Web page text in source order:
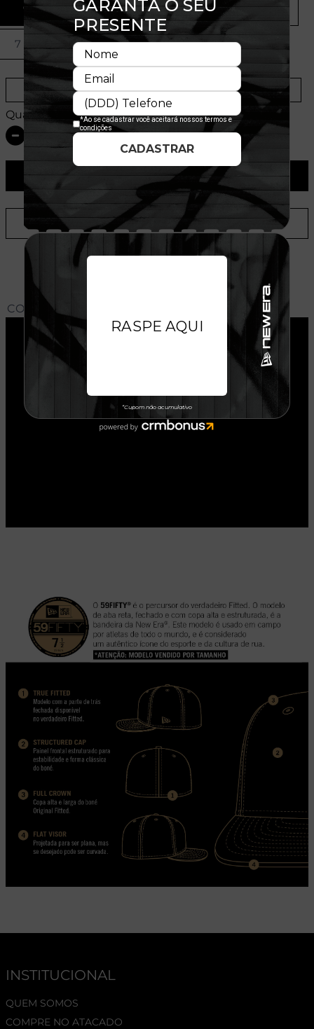
7 7 1/8 7 1/4
7 3/4
Provador Virtual Tabela de Medidas
Quantidade:
ADICIONAR AO CARRINHO
ADICIONAR A LISTA DE DESEJOS
CONHEÇA O MODELO DO BONÉ
INSTITUCIONAL
QUEM SOMOS
COMPRE NO ATACADO